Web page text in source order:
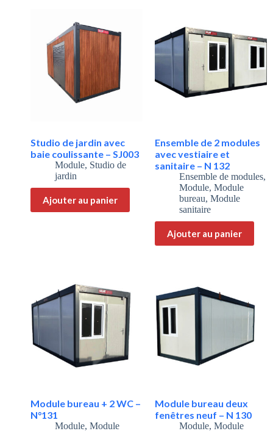
Studio de jardin avec
baie coulissante – SJ003
Module, Studio de
jardin
Ajouter au panier
Ensemble de 2 modules
avec vestiaire et
sanitaire – N 132
Ensemble de modules,
Module, Module
bureau, Module
sanitaire
Ajouter au panier
Module bureau + 2 WC –
N°131
Module, Module
Module bureau deux
fenêtres neuf – N 130
Module, Module